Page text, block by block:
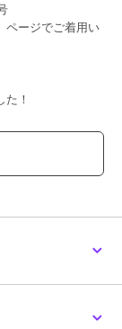
ページでご着用い
！
おおきなお腹も
ンリブパンツ